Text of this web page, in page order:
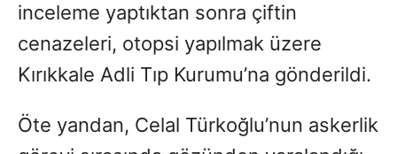
inceleme yaptıktan sonra çiftin
cenazeleri, otopsi yapılmak üzere
Kırıkkale Adli Tıp Kurumu’na gönderildi.
Öte yandan, Celal Türkoğlu’nun askerlik